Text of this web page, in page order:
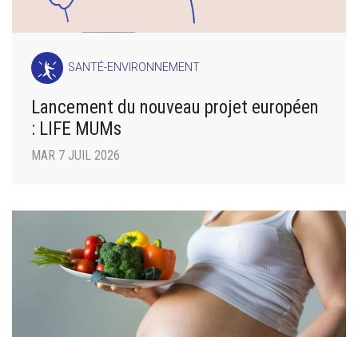
SANTÉ-ENVIRONNEMENT
Lancement du nouveau projet européen
: LIFE MUMs
MAR 7 JUIL 2026